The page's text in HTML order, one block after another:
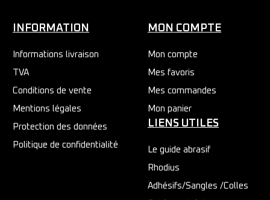
INFORMATION
Informations livraison
TVA
Conditions de vente
Mentions légales
Protection des données
Politique de confidentialité
MON COMPTE
Mon compte
Mes favoris
Mes commandes
Mon panier
LIENS UTILES
Le guide abrasif
Rhodius
Adhésifs/Sangles /Colles